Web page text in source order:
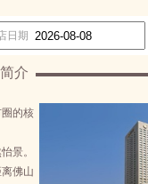
日期
介
的核
景。
佛山